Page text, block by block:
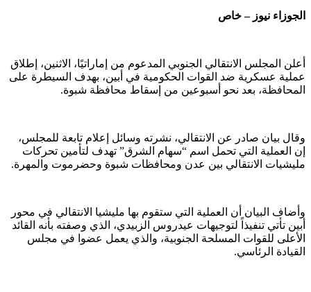
الجوزاء نيوز – خاص
أعلن المجلس الانتقالي الجنوبي المدعوم من إماراتيًا، الاثنين، إطلاق
عملية عسكرية ضد القوات الحكومية في أبين، بهدف السيطرة على
المحافظة، بعد نحو أسبوعين من إسقاط محافظة شبوة.
وقال بيان صادر عن الانتقالي، نشرته وسائل إعلام تابعة للمجلس،
إن العملية التي تحمل اسم “سهام الشرق” تهدف لتأمين تحركات
مليشيات الانتقالي بين عدن ومحافظات شبوة وحضرموت والمهرة.
وأضاف البيان أن العملية التي ستقوم بها مليشيا الانتقالي في محور
أبين تأتي تنفيذاً لتوجيهات عيدروس الزبيدي، الذي وصفته بأنه القائد
الأعلى للقوات المسلحة الجنوبية، والذي يعمل عضوا في مجلس
القيادة الرئاسي.